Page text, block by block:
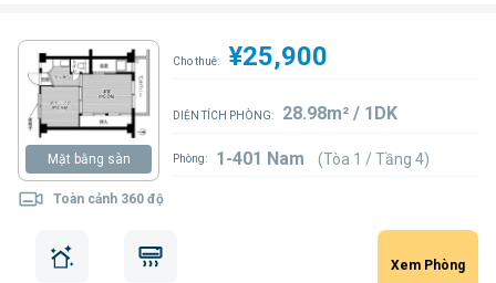
Mặt bằng sàn
Toàn cảnh 360 độ
Cho thuê: ¥25,900
DIỆN TÍCH PHÒNG: 28.98m² / 1DK
Phòng: 1-401 Nam (Tòa 1 / Tầng 4)
Xem Phòng